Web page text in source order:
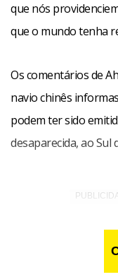
que nós
que o mundo tenha
Os comentários de
navio chinês
podem ter sido
desaparecida, ao Sul